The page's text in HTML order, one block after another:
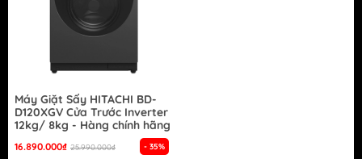
- 35%
Máy Giặt Sấy HITACHI BD-
D120XGV Cửa Trước Inverter
12kg/ 8kg - Hàng chính hãng
16.890.000₫ 25.990.000₫